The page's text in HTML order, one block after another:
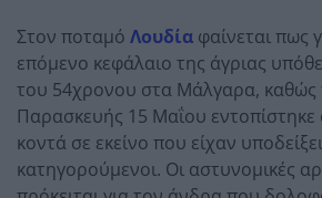
Στον ποταμό Λουδία φαίνεται πως
επόμενο κεφάλαιο της άγριας
του 54χρονου στα Μάλγαρα, καθώς
Παρασκευής 15 Μαΐου εντοπίστηκε
κοντά σε εκείνο που είχαν
κατηγορούμενοι. Οι αστυνομικές